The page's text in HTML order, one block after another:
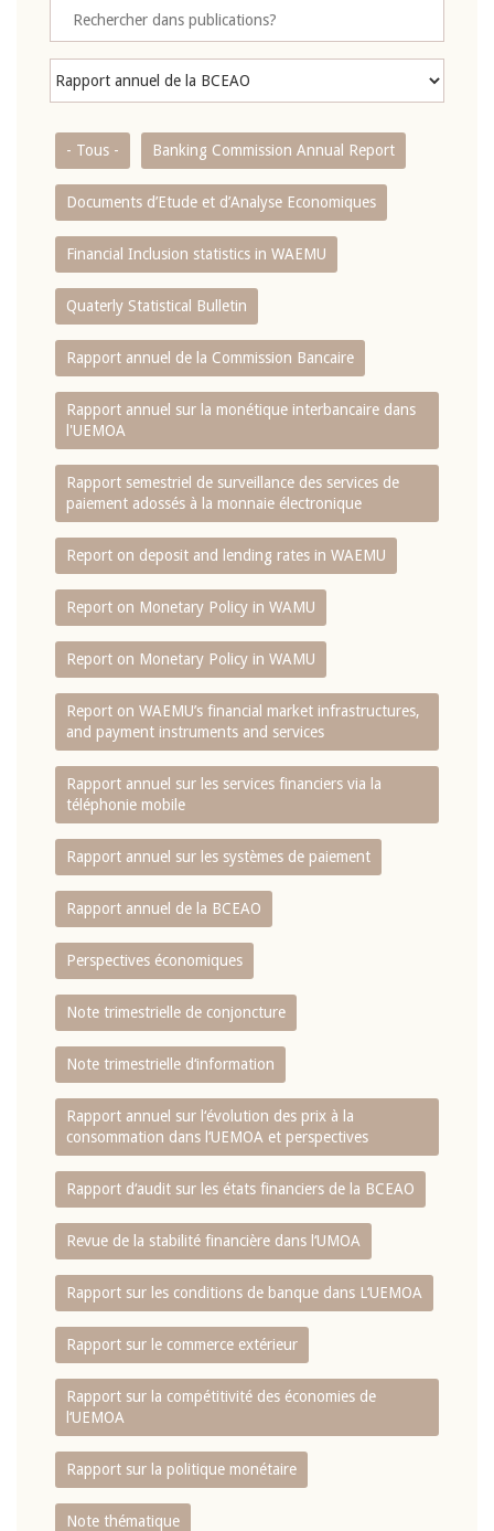
- Tous - Banking Commission Annual Report
Documents d’Etude et d’Analyse Economiques
Financial Inclusion statistics in WAEMU
Quaterly Statistical Bulletin
Rapport annuel de la Commission Bancaire
Rapport annuel sur la monétique interbancaire dans
l'UEMOA
Rapport semestriel de surveillance des services de
paiement adossés à la monnaie électronique
Report on deposit and lending rates in WAEMU
Report on Monetary Policy in WAMU
Report on Monetary Policy in WAMU
Report on WAEMU’s financial market infrastructures,
and payment instruments and services
Rapport annuel sur les services financiers via la
téléphonie mobile
Rapport annuel sur les systèmes de paiement
Rapport annuel de la BCEAO
Perspectives économiques
Note trimestrielle de conjoncture
Note trimestrielle d‘information
Rapport annuel sur l‘évolution des prix à la
consommation dans l‘UEMOA et perspectives
Rapport d‘audit sur les états financiers de la BCEAO
Revue de la stabilité financière dans l‘UMOA
Rapport sur les conditions de banque dans L‘UEMOA
Rapport sur le commerce extérieur
Rapport sur la compétitivité des économies de
l‘UEMOA
Rapport sur la politique monétaire
Note thématique